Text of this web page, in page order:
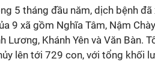
5 tháng đầu năm, dịch bệnh
9 xã gồm Nghĩa Tâm, Nậm
Lương, Khánh Yên và Văn Bàn.
lên tới 729 con, với tổng khối